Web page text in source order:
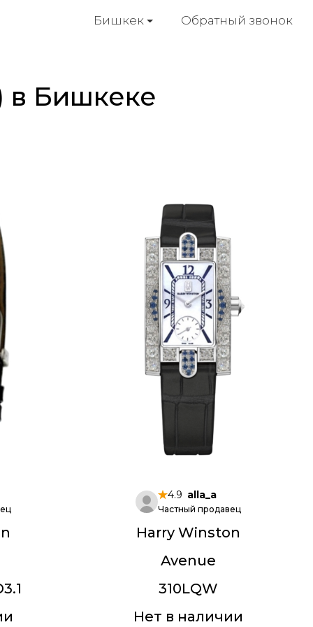
Бишкек Обратный звонок
в Бишкеке
4.9 alla_a
Частный продавец
Harry Winston
Avenue
310LQW
Нет в наличии